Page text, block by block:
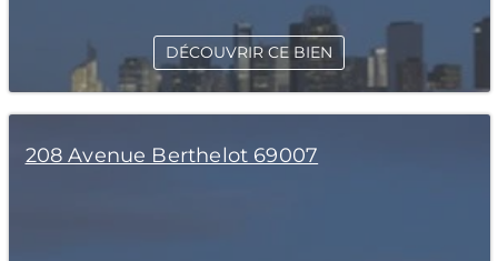
DÉCOUVRIR CE BIEN
208 Avenue Berthelot 69007